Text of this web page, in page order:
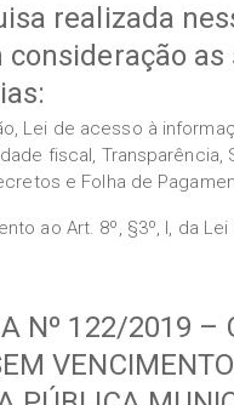
realizada
consideração
Lei de acesso à
fiscal, Transparência,
e Folha de
ao Art. 8º, §3º, I, da Lei
Nº 122/2019 –